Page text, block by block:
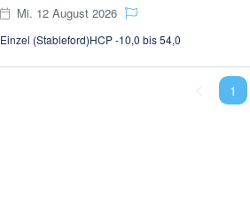
Mi. 12 August 2026
Einzel (Stableford)HCP -10,0 bis 54,0
1